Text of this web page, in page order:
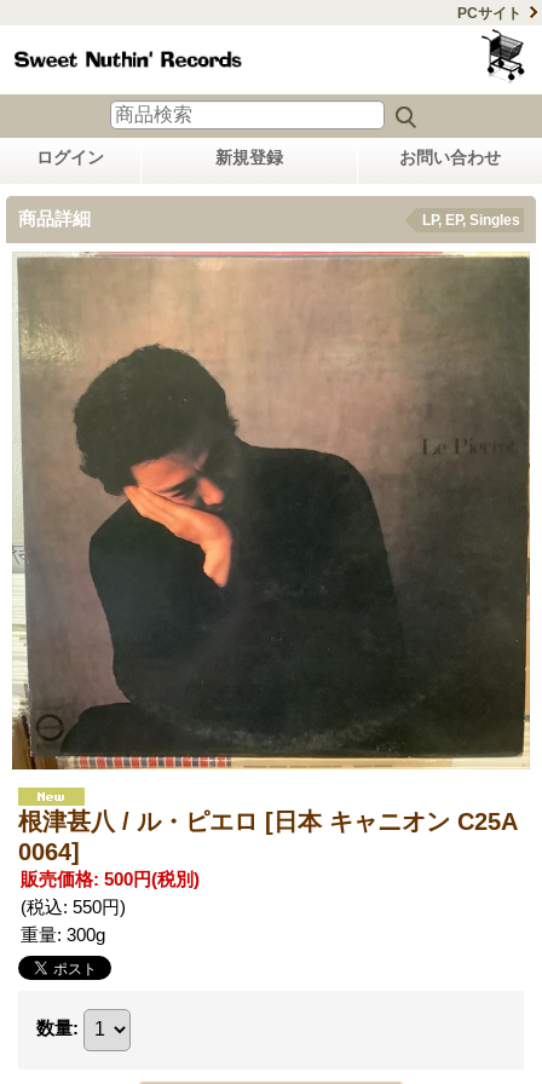
PCサイト
ログイン 新規登録 お問い合わせ
商品詳細 LP, EP, Singles
根津甚八 / ル・ピエロ [日本 キャニオン C25A
0064]
販売価格: 500円(税別)
(税込: 550円)
重量: 300g
数量: